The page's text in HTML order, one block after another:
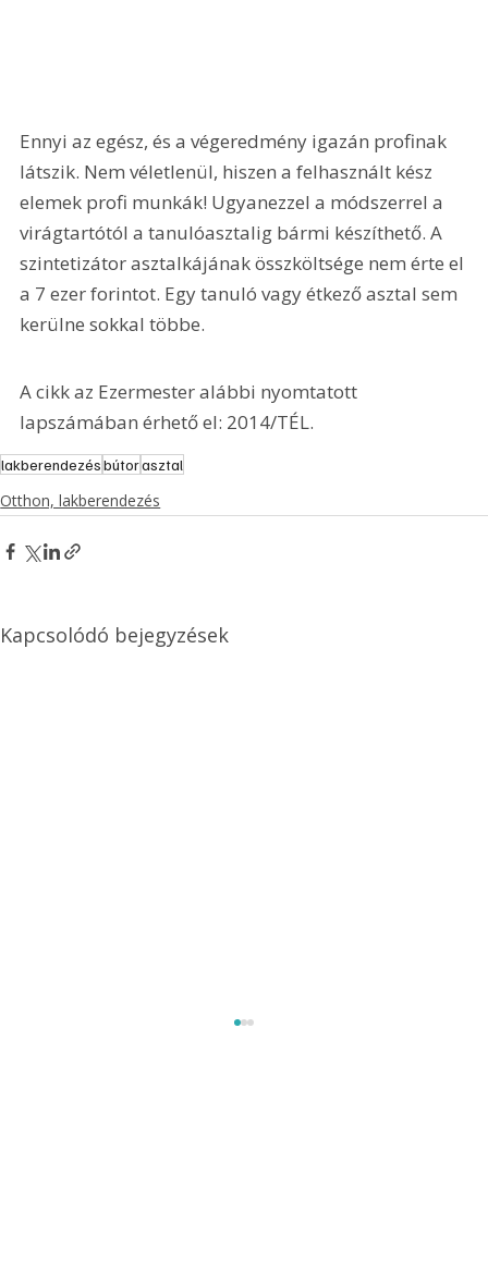
Ennyi az egész, és a végeredmény igazán profinak
látszik. Nem véletlenül, hiszen a felhasznált kész
elemek profi munkák! Ugyanezzel a módszerrel a
virágtartótól a tanulóasztalig bármi készíthető. A
szintetizátor asztalkájának összköltsége nem érte el
a 7 ezer forintot. Egy tanuló vagy étkező asztal sem
kerülne sokkal többe.
A cikk az Ezermester alábbi nyomtatott
lapszámában érhető el: 2014/TÉL.
lakberendezésbútorasztal
Otthon, lakberendezés
Kapcsolódó bejegyzések